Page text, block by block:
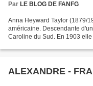
Par LE BLOG DE FANFG
Anna Heyward Taylor (1879/
américaine. Descendante
Caroline du Sud. En 1903
ALEXANDRE -